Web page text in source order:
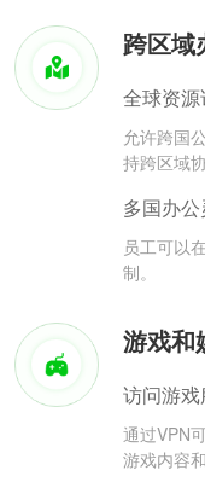
跨区域
全球资源
允许跨国
持跨区域协
多国办
员工可以
制。
游戏和
访问游
通过VPN
游戏内容